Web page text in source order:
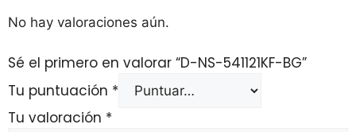
No hay valoraciones aún.
Sé el primero en valorar “D-NS-541121KF-BG”
Tu puntuación *
Tu valoración *